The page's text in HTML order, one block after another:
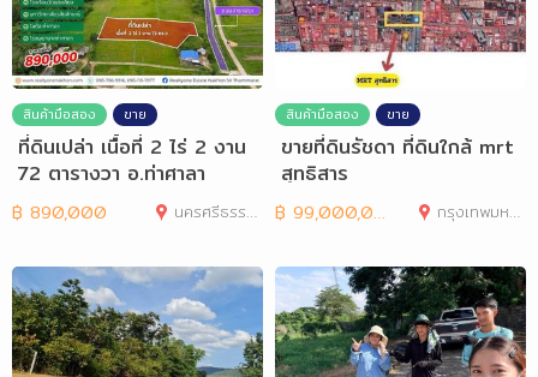
สินค้ามือสอง ขาย
ที่ดินเปล่า เนื้อที่ 2 ไร่ 2 งาน
72 ตารางวา อ.ท่าศาลา
฿ 890,000 นครศรีธรรมราช
สินค้ามือสอง ขาย
ขายที่ดินรัชดา ที่ดินใกล้ mrt
สุทธิสาร
฿ 99,000,000 กรุงเทพมหานคร